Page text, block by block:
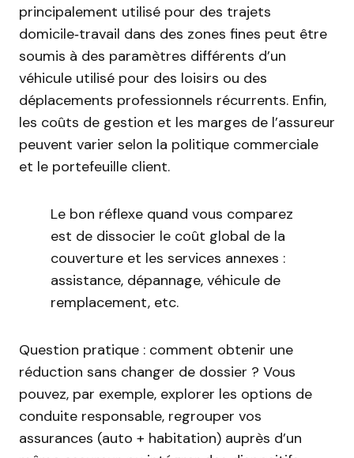
principalement utilisé pour des trajets
domicile‑travail dans des zones fines peut être
soumis à des paramètres différents d’un
véhicule utilisé pour des loisirs ou des
déplacements professionnels récurrents. Enfin,
les coûts de gestion et les marges de l’assureur
peuvent varier selon la politique commerciale
et le portefeuille client.
Le bon réflexe quand vous comparez
est de dissocier le coût global de la
couverture et les services annexes :
assistance, dépannage, véhicule de
remplacement, etc.
Question pratique : comment obtenir une
réduction sans changer de dossier ? Vous
pouvez, par exemple, explorer les options de
conduite responsable, regrouper vos
assurances (auto + habitation) auprès d’un